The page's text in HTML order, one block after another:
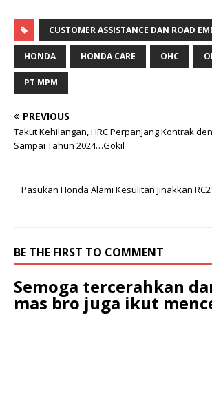
CUSTOMER ASSISTANCE DAN ROAD
HONDA HONDA CARE OHC
PT MPM
PREVIOUS
Takut Kehilangan, HRC Perpanjang Kontrak
Sampai Tahun 2024…Gokil
Pasukan Honda Alami Kesulitan Jinakkan
BE THE FIRST TO COMMENT
Semoga tercerahkan
mas bro juga ikut